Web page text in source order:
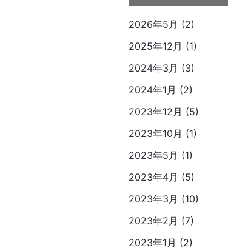
2026年5月 (2)
2025年12月 (1)
2024年3月 (3)
2024年1月 (2)
2023年12月 (5)
2023年10月 (1)
2023年5月 (1)
2023年4月 (5)
2023年3月 (10)
2023年2月 (7)
2023年1月 (2)